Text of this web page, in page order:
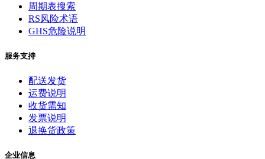
周期表搜索
RS风险术语
GHS危险说明
服务支持
配送发货
运费说明
收货需知
发票说明
退换货政策
企业信息